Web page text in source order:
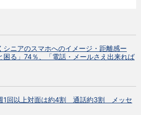
シニアのスマホへのイメージ・距離感ー
困る」74％、「電話・メールさえ出来れば
1回以上対面は約4割 通話約3割 メッセ